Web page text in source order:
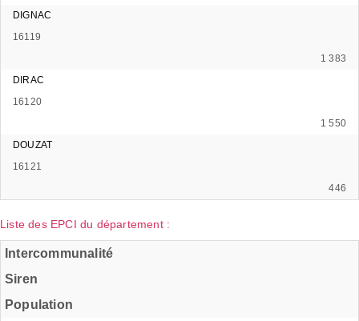
DIGNAC
16119
1 383
DIRAC
16120
1 550
DOUZAT
16121
446
Liste des EPCI du département :
Intercommunalité
Siren
Population